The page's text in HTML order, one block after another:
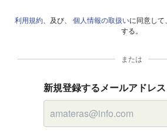
利用規約、及び、 個人情報の取扱いに同意して
する。
または
新規登録するメールアドレス